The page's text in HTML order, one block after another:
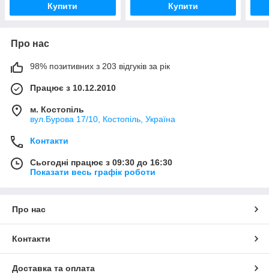
Купити Купити
Про нас
98% позитивних з 203 відгуків за рік
Працює з 10.12.2010
м. Костопіль
вул.Бурова 17/10, Костопіль, Україна
Контакти
Сьогодні працює з 09:30 до 16:30
Показати весь графік роботи
Про нас
Контакти
Доставка та оплата